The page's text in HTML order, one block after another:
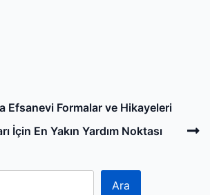
Efsanevi Formalar ve Hikayeleri
İçin En Yakın Yardım Noktası
Ara